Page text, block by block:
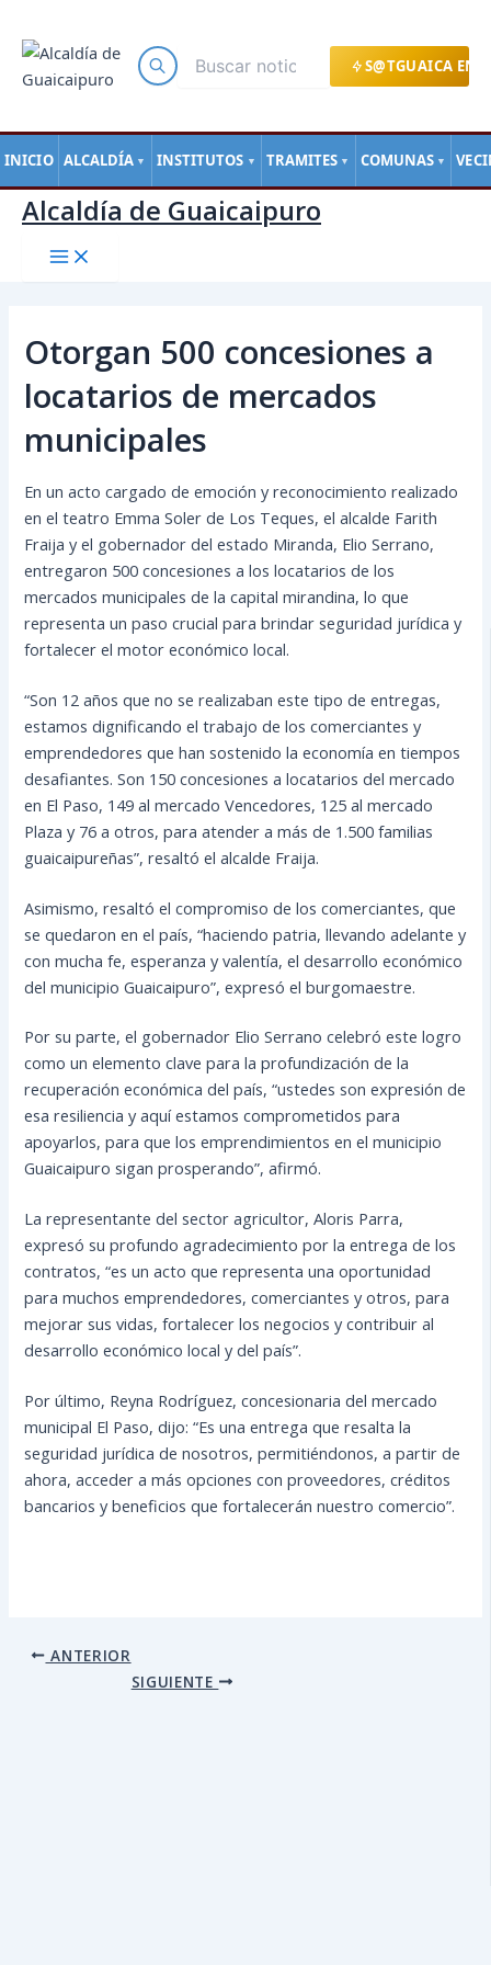
S@TGUAICA EN
INICIO ALCALDÍA ▼ INSTITUTOS ▼ TRAMITES ▼ COMUNAS ▼
contenido
Alcaldía de Guaicaipuro
Otorgan 500 concesiones a
locatarios de mercados
municipales
En un acto cargado de emoción y reconocimiento realizado
en el teatro Emma Soler de Los Teques, el alcalde Farith
Fraija y el gobernador del estado Miranda, Elio Serrano,
entregaron 500 concesiones a los locatarios de los
mercados municipales de la capital mirandina, lo que
representa un paso crucial para brindar seguridad jurídica y
fortalecer el motor económico local.
“Son 12 años que no se realizaban este tipo de entregas,
estamos dignificando el trabajo de los comerciantes y
emprendedores que han sostenido la economía en tiempos
desafiantes. Son 150 concesiones a locatarios del mercado
en El Paso, 149 al mercado Vencedores, 125 al mercado
Plaza y 76 a otros, para atender a más de 1.500 familias
guaicaipureñas”, resaltó el alcalde Fraija.
Asimismo, resaltó el compromiso de los comerciantes, que
se quedaron en el país, “haciendo patria, llevando adelante y
con mucha fe, esperanza y valentía, el desarrollo económico
del municipio Guaicaipuro”, expresó el burgomaestre.
Por su parte, el gobernador Elio Serrano celebró este logro
como un elemento clave para la profundización de la
recuperación económica del país, “ustedes son expresión de
esa resiliencia y aquí estamos comprometidos para
apoyarlos, para que los emprendimientos en el municipio
Guaicaipuro sigan prosperando”, afirmó.
La representante del sector agricultor, Aloris Parra,
expresó su profundo agradecimiento por la entrega de los
contratos, “es un acto que representa una oportunidad
para muchos emprendedores, comerciantes y otros, para
mejorar sus vidas, fortalecer los negocios y contribuir al
desarrollo económico local y del país”.
Por último, Reyna Rodríguez, concesionaria del mercado
municipal El Paso, dijo: “Es una entrega que resalta la
seguridad jurídica de nosotros, permitiéndonos, a partir de
ahora, acceder a más opciones con proveedores, créditos
bancarios y beneficios que fortalecerán nuestro comercio”.
de
entradas
ANTERIOR
SIGUIENTE